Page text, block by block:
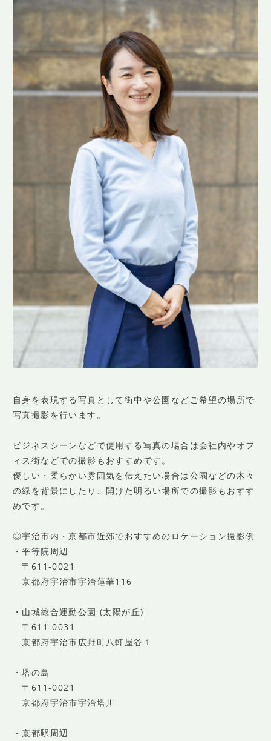
自身を表現する写真として街中や公園などご希望の場所で
写真撮影を行います。
ビジネスシーンなどで使用する写真の場合は会社内やオフ
ィス街などでの撮影もおすすめです。
優しい・柔らかい雰囲気を伝えたい場合は公園などの木々
の緑を背景にしたり、開けた明るい場所での撮影もおすす
めです。
◎宇治市内・京都市近郊でおすすめのロケーション撮影例
・平等院周辺
〒611-0021
京都府宇治市宇治蓮華116
・山城総合運動公園 (太陽が丘)
〒611-0031
京都府宇治市広野町八軒屋谷１
・塔の島
〒611-0021
京都府宇治市宇治塔川
・京都駅周辺